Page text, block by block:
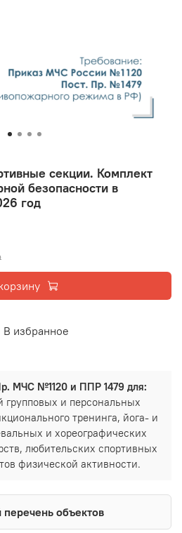
секции. Комплект
безопасности в
год
В избранное
МЧС №1120 и ППР 1479 для:
групповых и персональных
тренинга, йога- и
и хореографических
любительских спортивных
физической активности.
объектов